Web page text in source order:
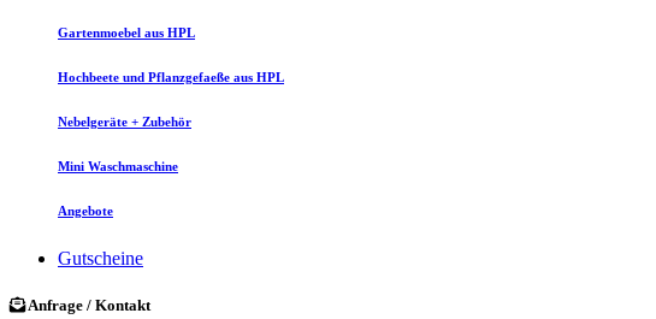
Gartenmoebel aus HPL
Hochbeete und Pflanzgefaeße aus HPL
Nebelgeräte + Zubehör
Mini Waschmaschine
Angebote
Gutscheine
Anfrage / Kontakt